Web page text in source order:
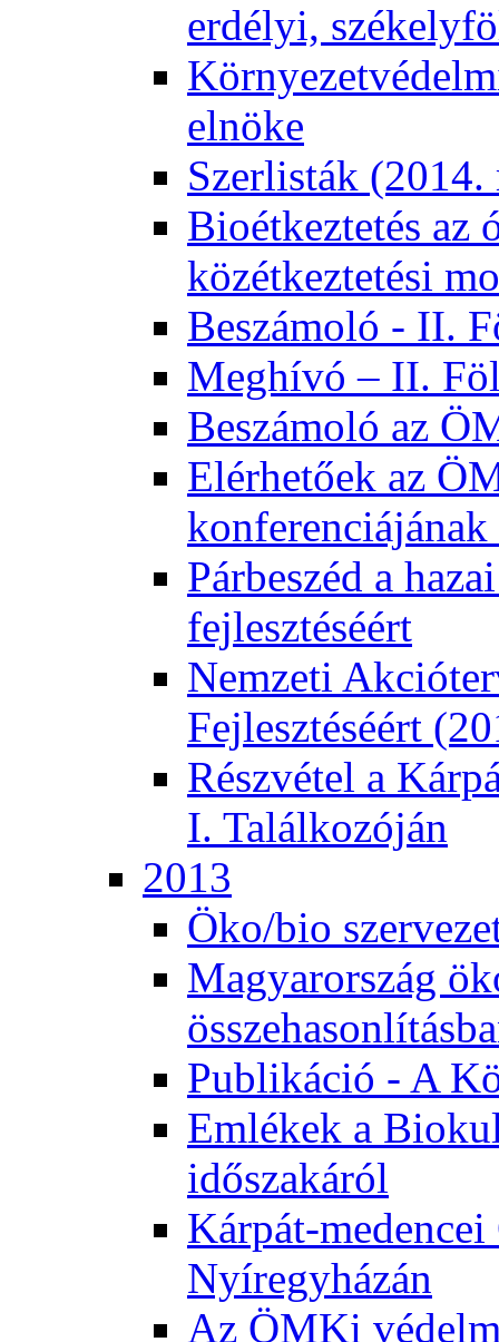
erdélyi,
elnöke
Szerlisták (2014.
Bioétkeztetés az
közétkeztetési
Beszámoló - II.
Meghívó – II.
Beszámoló az
Elérhetőek az
konferenciájának
Párbeszéd a
fejlesztéséért
Nemzeti
Fejlesztéséért
Részvétel a
I. Találkozóján
2013
Öko/bio
Magyarország
Publikáció - A
Emlékek a
időszakáról
Kárpát-
Nyíregyházán
Az ÖMKi